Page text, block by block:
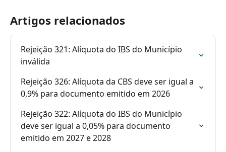
Artigos relacionados
Rejeição 321: Alíquota do IBS do Município
inválida
Rejeição 326: Alíquota da CBS deve ser igual a
0,9% para documento emitido em 2026
Rejeição 322: Alíquota do IBS do Município
deve ser igual a 0,05% para documento
emitido em 2027 e 2028